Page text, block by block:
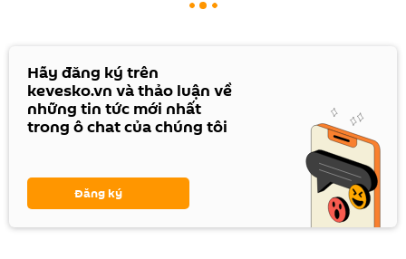
Hãy đăng ký trên
kevesko.vn và thảo luận về
những tin tức mới nhất
trong ô chat của chúng tôi
Đăng ký